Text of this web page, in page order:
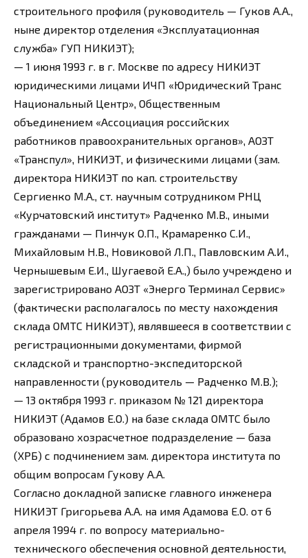
строительного профиля (руководитель — Гуков А.А.,
ныне директор отделения «Эксплуатационная
служба» ГУП НИКИЭТ);
— 1 июня 1993 г. в г. Москве по адресу НИКИЭТ
юридическими лицами ИЧП «Юридический Транс
Национальный Центр», Общественным
объединением «Ассоциация российских
работников правоохранительных органов», АОЗТ
«Транспул», НИКИЭТ, и физическими лицами (зам.
директора НИКИЭТ по кап. строительству
Сергиенко М.А., ст. научным сотрудником РНЦ
«Курчатовский институт» Радченко М.В., иными
гражданами — Пинчук О.П., Крамаренко С.И.,
Михайловым Н.В., Новиковой Л.П., Павловским А.И.,
Чернышевым Е.И., Шугаевой Е.А.,) было учреждено и
зарегистрировано АОЗТ «Энерго Терминал Сервис»
(фактически располагалось по месту нахождения
склада ОМТС НИКИЭТ), являвшееся в соответствии с
регистрационными документами, фирмой
складской и транспортно-экспедиторской
направленности (руководитель — Радченко М.В.);
— 13 октября 1993 г. приказом № 121 директора
НИКИЭТ (Адамов Е.О.) на базе склада ОМТС было
образовано хозрасчетное подразделение — база
(ХРБ) с подчинением зам. директора института по
общим вопросам Гукову А.А.
Согласно докладной записке главного инженера
НИКИЭТ Григорьева А.А. на имя Адамова Е.О. от 6
апреля 1994 г. по вопросу материально-
технического обеспечения основной деятельности,